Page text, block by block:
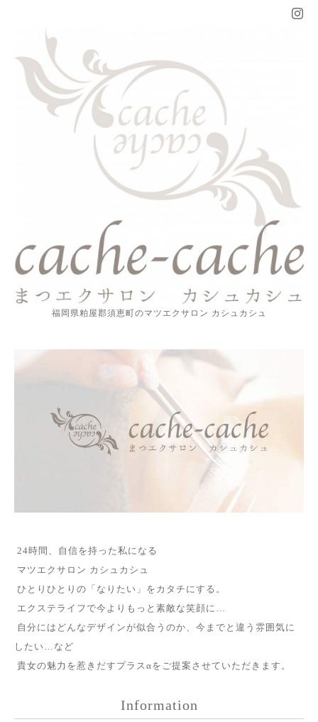
福岡県粕屋郡須恵町のマツエクサロン カシュカシュ
24時間、自信を持った私になる
マツエクサロン カシュカシュ
ひとりひとりの「なりたい」をカタチにする。
エクステライフで今よりもっと素敵な笑顔に…
自分にはどんなデザインが似合うのか、今までと違う雰囲気に
したい…など
貴女の魅力を惹きだすプラスαをご提案させていただきます。
Information